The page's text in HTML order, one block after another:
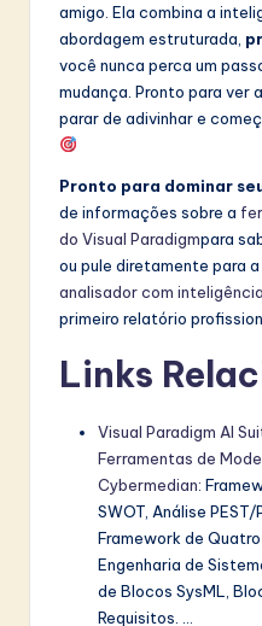
amigo. Ela combina a
abordagem estruturada,
você nunca perca um
mudança. Pronto para ver
parar de adivinhar e
Pronto para dominar
de informações sobre a
do Visual Paradigmpara
ou pule diretamente para
analisador com
primeiro relatório
Links
Visual Paradigm AI
Ferramentas de
Cybermedian:
SWOT, Análise
Framework de
Engenharia de
de Blocos SysML,
Requisitos. …